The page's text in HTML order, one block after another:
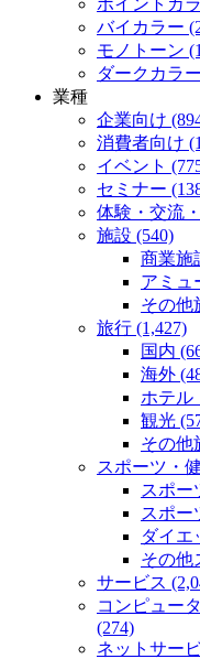
バイカラー
モノトーン
ダークカラ
業種
企業向け
消費者向け
イベント
セミナー
体験・交流
施設 (540)
商業施
アミュ
その他
旅行 (1,427)
国内
海外
ホテル
観光
その他
スポーツ・
スポー
スポー
ダイエ
その他
サービス
コンピュー
(274)
ネットサー